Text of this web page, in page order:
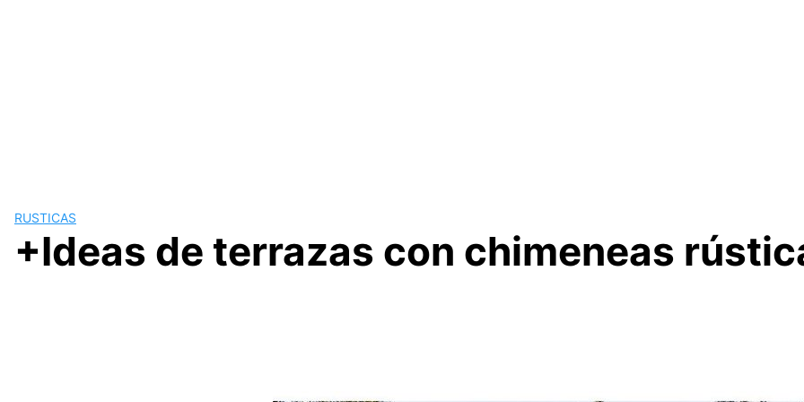
RUSTICAS
+Ideas de terrazas con chimeneas